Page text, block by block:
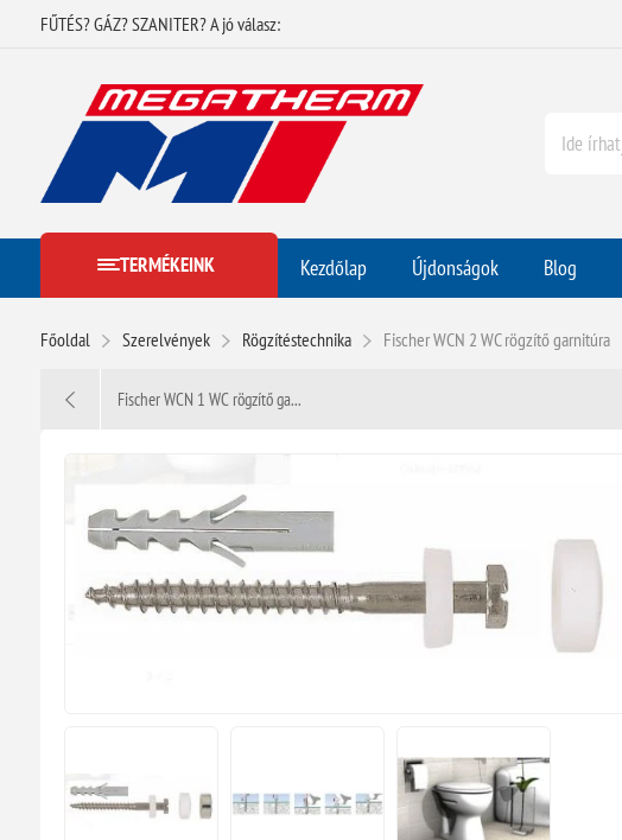
FŰTÉS? GÁZ? SZANITER? A jó válasz:
TERMÉKEINK Kezdőlap Újdonságok Blog
Főoldal Szerelvények Rögzítéstechnika Fischer WCN 2 WC rögzítő garnitúra
Fischer WCN 1 WC rögzítő ga...